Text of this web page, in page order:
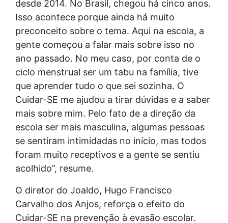
desde 2014. No Brasil, chegou há cinco anos.
Isso acontece porque ainda há muito
preconceito sobre o tema. Aqui na escola, a
gente começou a falar mais sobre isso no
ano passado. No meu caso, por conta de o
ciclo menstrual ser um tabu na família, tive
que aprender tudo o que sei sozinha. O
Cuidar-SE me ajudou a tirar dúvidas e a saber
mais sobre mim. Pelo fato de a direção da
escola ser mais masculina, algumas pessoas
se sentiram intimidadas no início, mas todos
foram muito receptivos e a gente se sentiu
acolhido”, resume.
O diretor do Joaldo, Hugo Francisco
Carvalho dos Anjos, reforça o efeito do
Cuidar-SE na prevenção à evasão escolar.